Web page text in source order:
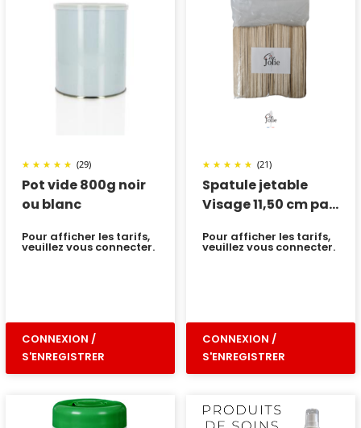
Pot vide 800g noir
ou blanc
(29)
Pour afficher les tarifs,
veuillez vous connecter.
CONNEXION /
S'ENREGISTRER
Spatule jetable
Visage 11,50 cm par
(21)
Pour afficher les tarifs,
veuillez vous connecter.
CONNEXION /
S'ENREGISTRER